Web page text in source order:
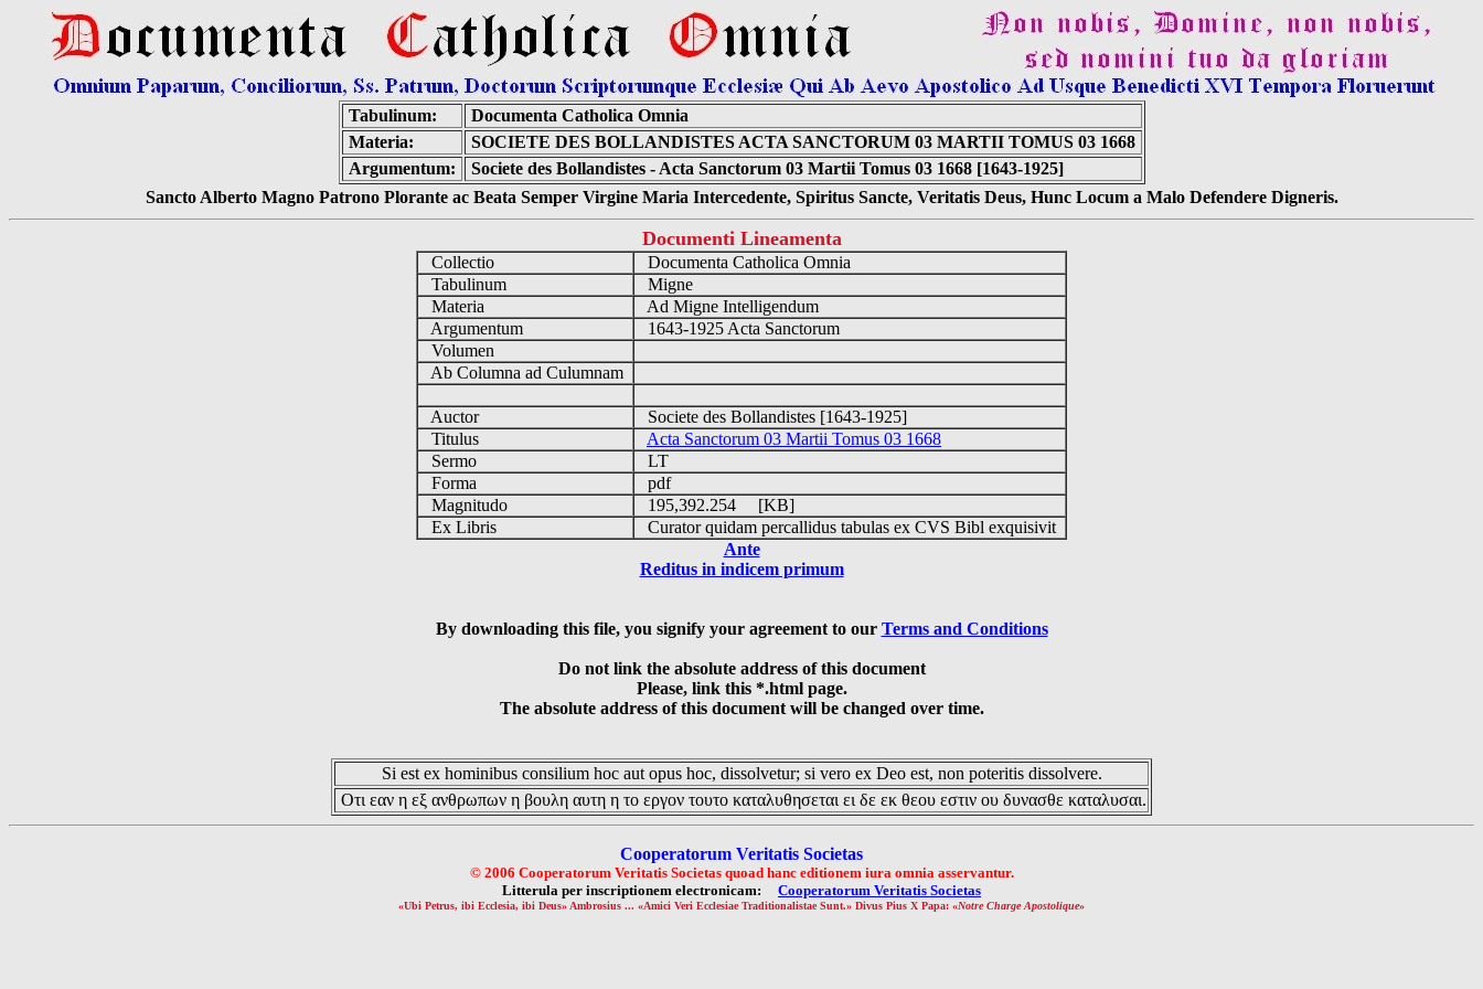
Tabulinum:
Documenta Catholica Omnia
Materia:
SOCIETE DES BOLLANDISTES ACTA SANCTORUM 03 MARTII TOMUS 03 1668
Argumentum:
Societe des Bollandistes - Acta Sanctorum 03 Martii Tomus 03 1668 [1643-1925]
Sancto Alberto Magno Patrono Plorante ac Beata Semper Virgine Maria Intercedente, Spiritus Sancte, Veritatis Deus, Hunc Locum a Malo Defendere Digneris.
Documenti Lineamenta
Collectio
Documenta Catholica Omnia
Tabulinum
Migne
Materia
Ad Migne Intelligendum
Argumentum
1643-1925 Acta Sanctorum
Volumen
Ab Columna ad Culumnam
Auctor
Societe des Bollandistes [1643-1925]
Titulus
Acta Sanctorum 03 Martii Tomus 03 1668
Sermo
LT
Forma
pdf
Magnitudo
195,392.254 [KB]
Ex Libris
Curator quidam percallidus tabulas ex CVS Bibl exquisivit
Ante
Reditus in indicem primum
By downloading this file, you signify your agreement to our Terms and Conditions
Do not link the absolute address of this document
Please, link this *.html page.
The absolute address of this document will be changed over time.
Si est ex hominibus consilium hoc aut opus hoc, dissolvetur; si vero ex Deo est, non poteritis dissolvere.
Οτι εαν η εξ ανθρωπων η βουλη αυτη η το εργον τουτο καταλυθησεται ει δε εκ θεου εστιν ου δυνασθε καταλυσαι.
Cooperatorum Veritatis Societas
© 2006 Cooperatorum Veritatis Societas quoad hanc editionem iura omnia asservantur.
Litterula per inscriptionem electronicam: Cooperatorum Veritatis Societas
«Ubi Petrus, ibi Ecclesia, ibi Deus» Ambrosius ... «Amici Veri Ecclesiae Traditionalistae Sunt.» Divus Pius X Papa: «Notre Charge Apostolique»